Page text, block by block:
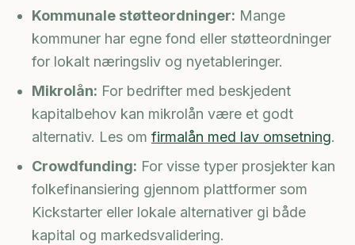
Kommunale støtteordninger: Mange
kommuner har egne fond eller støtteordninger
for lokalt næringsliv og nyetableringer.
Mikrolån: For bedrifter med beskjedent
kapitalbehov kan mikrolån være et godt
alternativ. Les om firmalån med lav omsetning.
Crowdfunding: For visse typer prosjekter kan
folkefinansiering gjennom plattformer som
Kickstarter eller lokale alternativer gi både
kapital og markedsvalidering.